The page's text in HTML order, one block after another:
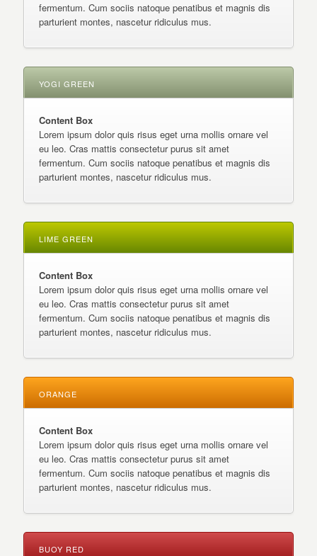
fermentum. Cum sociis natoque penatibus et magnis dis
parturient montes, nascetur ridiculus mus.
YOGI GREEN
Content Box
Lorem ipsum dolor quis risus eget urna mollis ornare vel
eu leo. Cras mattis consectetur purus sit amet
fermentum. Cum sociis natoque penatibus et magnis dis
parturient montes, nascetur ridiculus mus.
LIME GREEN
Content Box
Lorem ipsum dolor quis risus eget urna mollis ornare vel
eu leo. Cras mattis consectetur purus sit amet
fermentum. Cum sociis natoque penatibus et magnis dis
parturient montes, nascetur ridiculus mus.
ORANGE
Content Box
Lorem ipsum dolor quis risus eget urna mollis ornare vel
eu leo. Cras mattis consectetur purus sit amet
fermentum. Cum sociis natoque penatibus et magnis dis
parturient montes, nascetur ridiculus mus.
BUOY RED